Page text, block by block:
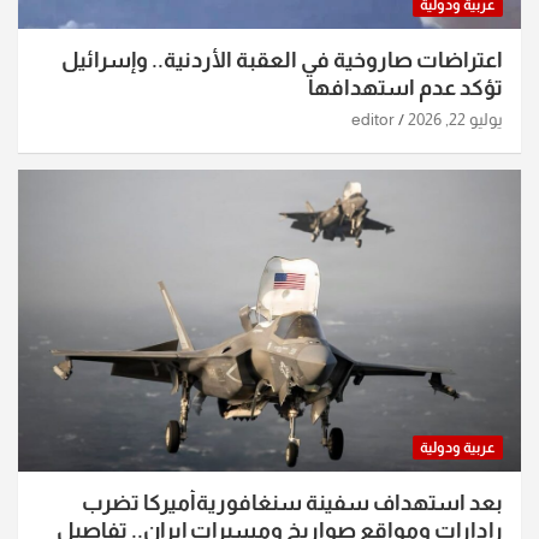
عربية ودولية
اعتراضات صاروخية في العقبة الأردنية.. وإسرائيل
تؤكد عدم استهدافها
يوليو 22, 2026 editor
عربية ودولية
بعد استهداف سفينة سنغافوريةأميركا تضرب
رادارات ومواقع صواريخ ومسيرات إيران.. تفاصيل